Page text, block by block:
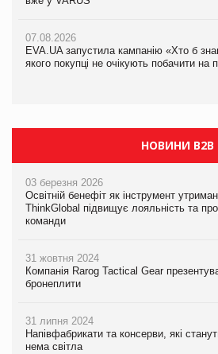
07.08.2026
EVA.UA запустила кампанію «Хто б
якого покупці не очікують побачити на
05.08.2026
Мережа супермаркетів VARUS купує
НОВИНИ B2B
03 березня 2026
Освітній бенефіт як інструмент
ThinkGlobal підвищує лояльність та
команди
31 жовтня 2024
Компанія Rarog Tactical Gear
бронеплити
31 липня 2024
Напівфабрикати та консерви, які
нема світла